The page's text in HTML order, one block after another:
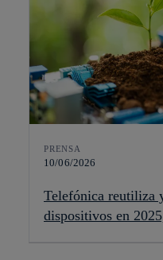
PRENSA
10/06/2026
Telefónica reutiliza
dispositivos en